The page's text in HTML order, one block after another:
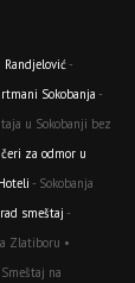
-
Sokobanja -
u Sokobanji bez
za odmor u
- Sokobanja
smeštaj -
Zlatiboru •
na